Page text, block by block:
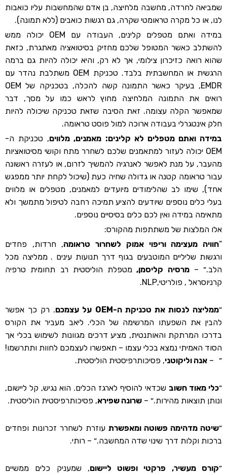
שמביאה לחרדה, מחשבה מלחיצה, בן אדם שהמחשבות עליו כואבות
לנו, או כל מקרה טראומטי שקרה, גם רגשות כואבים (ללא תמונה).
במידה ואתם מטפלים קלינים, העבודה עם OEM יכולה ממש
להשתלב כאשר המטופל שלכם מחזיק בסיטואציה מאתגרת, כזאת
שהוא רואה כזיכרון צילומי, אך לא רק, והיא יכולה להיות גם ברמה
הרגשית או המחשבתית בלבד. טכניקת OEM משתלבת נהדר עם
EMDR, בעיקר כאשר התמונה קשה להכלה, בטכניקה של OEM
רואים את התמונה המלחיצה מחוץ לראש כמו על מסך, דבר
שמאפשר הקלה עצומה. זאת הסיבה שזאת טכניקה שיכולה להיות
חלק אינטגרלי בעבודה ארוכה למול פוסט טראומה.
במידה ואתם מטפלים לא קלינים: מאמנים, מלווים, טכניקת ה-
OEM יכולה לעזור למתאמנים שלכם לשחרר מתח וקושי מסיטואציות
מהעבר, על מנת לאפשר לאנרגיה להמשיך לזרום, או לעזרה ראשונה
עבור טראומה קטנה או גדולה שחיה כעת (שיכול לקחת יותר ממפגש
אחד), שימו לב שהלימודים מיועדים למאמנים, מטפלים או מלווים
בעלי כלים נוספים שיודעים להציע תמיכה רחבה לטיפול מתמשך ולא
מתאימה במידה ואין לכם כלים בסיסיים נוספים.
אלו המלצות של משתתפות מהקורס:
“חוויה מעצימה וריפוי אמוק לשחרור טראומה, חרדות, פחדים
ורגשות שליליים המוטבעים בגוף דרך תנועות עינים . ממליצה מכל
הלב.״ –מרסיה קליסמן, מטפלת הוליסטית רב תחומית טרפיה
קרניוסראל , פולריטי,NLP.
״ממליצה לנסות את טכניקת ה-OEM על עצמכם
. רק כך אפשר
להבין את השפעתו המרשימה של הכלי. ליאב מעביר את הקורס
בדרכו המרתקת והאותנטית, מציע דרכים מגוונות לשימוש בכלי אך
הסוד האמיתי נמצא בכלי עצמו – תאפשרו לעצמכם לחוות ותתרשמו!
״ – אנה וליקוטני, פסיכותרפיסטית הוליסטית.
״כלי מאוד חשוב שכדאי להוסיף לארגז הכלים. הוא נגיש, קל ליישום,
ונותן תוצאות מהירות.״ – שרונה שפירא, פסיכותרפיסטית הוליסטית.
״שיטה מדהימה פשוטה ומאפשרת עוזרת לשחרר זכרונות ופחדים
ברכות וקלות דרך שינוי שדה המחשבה.״ – רותי.
״קורס מעשיר, פרקטי ופשוט ליישום, שמעניק כלים ממשיים